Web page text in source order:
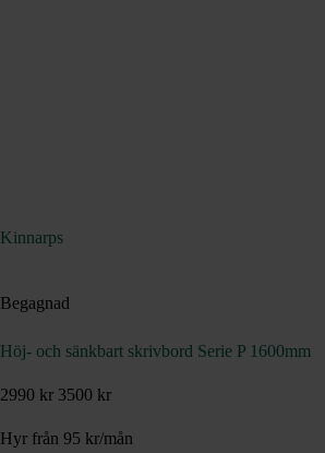
Kinnarps
Begagnad
Höj- och sänkbart skrivbord Serie P 1600mm
2990 kr 3500 kr
Hyr från 95 kr/mån